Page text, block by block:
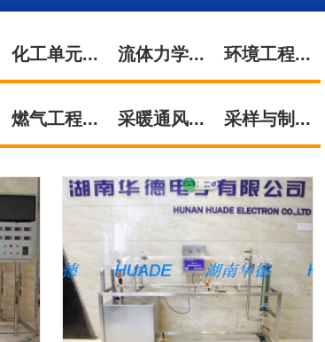
化工单元... 流体力学... 环境工程...
燃气工程... 采暖通风... 采样与制...